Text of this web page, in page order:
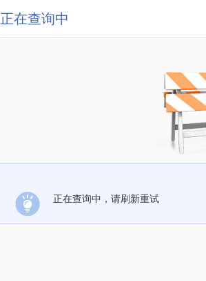
正在查询中
正在查询中，请刷新重试